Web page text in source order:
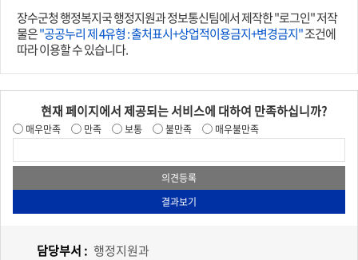
장수군청 행정복지국 행정지원과 정보통신팀에서 제작한 "로그인" 저작
물은"공공누리 제 4유형 : 출처표시+상업적이용금지+변경금지"조건에
따라 이용할 수 있습니다.
현재 페이지에서 제공되는 서비스에 대하여 만족하십니까?
매우만족 만족 보통 불만족 매우불만족
담당부서 : 행정지원과